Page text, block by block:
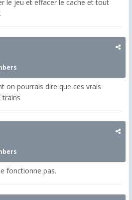
le jeu et effacer le cache et tout
on pourrais dire que ces vrais
trains
fonctionne pas.